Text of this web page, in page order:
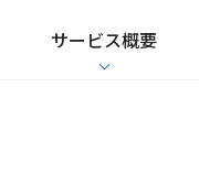
サービス概要